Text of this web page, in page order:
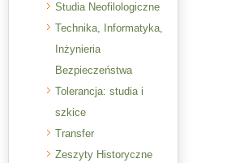
Studia Neofilologiczne
Technika, Informatyka,
Inżynieria
Bezpieczeństwa
Tolerancja: studia i
szkice
Transfer
Zeszyty Historyczne